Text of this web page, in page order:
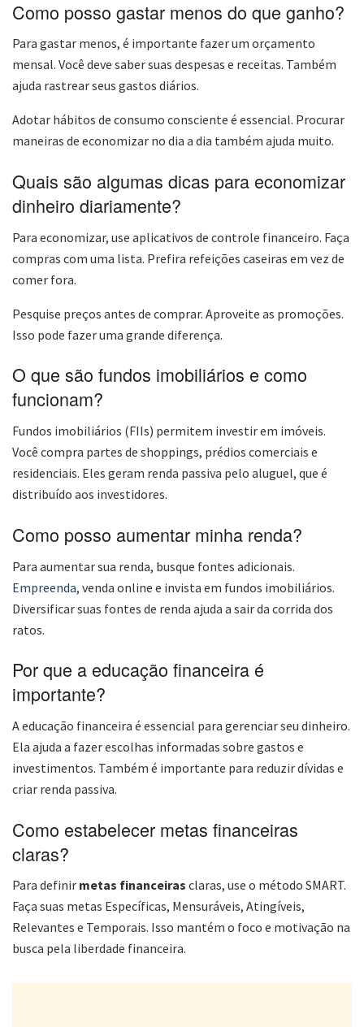
Como posso gastar menos do que ganho?
Para gastar menos, é importante fazer um orçamento
mensal. Você deve saber suas despesas e receitas. Também
ajuda rastrear seus gastos diários.
Adotar hábitos de consumo consciente é essencial. Procurar
maneiras de economizar no dia a dia também ajuda muito.
Quais são algumas dicas para economizar
dinheiro diariamente?
Para economizar, use aplicativos de controle financeiro. Faça
compras com uma lista. Prefira refeições caseiras em vez de
comer fora.
Pesquise preços antes de comprar. Aproveite as promoções.
Isso pode fazer uma grande diferença.
O que são fundos imobiliários e como
funcionam?
Fundos imobiliários (FIIs) permitem investir em imóveis.
Você compra partes de shoppings, prédios comerciais e
residenciais. Eles geram renda passiva pelo aluguel, que é
distribuído aos investidores.
Como posso aumentar minha renda?
Para aumentar sua renda, busque fontes adicionais.
Empreenda, venda online e invista em fundos imobiliários.
Diversificar suas fontes de renda ajuda a sair da corrida dos
ratos.
Por que a educação financeira é
importante?
A educação financeira é essencial para gerenciar seu dinheiro.
Ela ajuda a fazer escolhas informadas sobre gastos e
investimentos. Também é importante para reduzir dívidas e
criar renda passiva.
Como estabelecer metas financeiras
claras?
Para definir metas financeiras claras, use o método SMART.
Faça suas metas Específicas, Mensuráveis, Atingíveis,
Relevantes e Temporais. Isso mantém o foco e motivação na
busca pela liberdade financeira.